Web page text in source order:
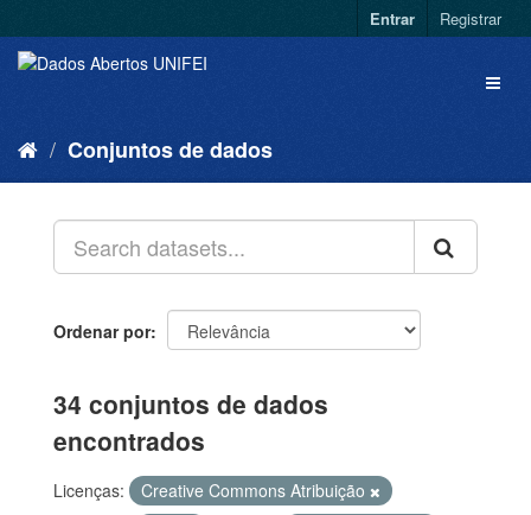
Entrar Registrar
Conjuntos de dados
Ordenar por
34 conjuntos de dados
encontrados
Licenças:
Creative Commons Atribuição